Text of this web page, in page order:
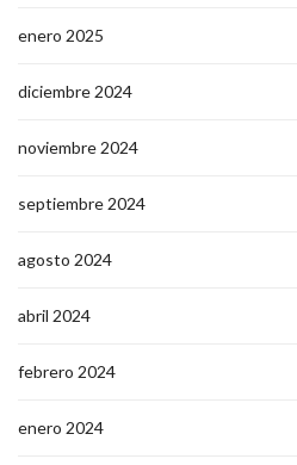
enero 2025
diciembre 2024
noviembre 2024
septiembre 2024
agosto 2024
abril 2024
febrero 2024
enero 2024